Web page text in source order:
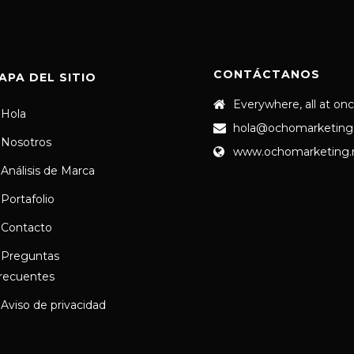
DEL SITIO
Hola
Nosotros
Análisis de Marca
Portafolio
Contacto
Preguntas
Aviso de privacidad
CONTÁCTANOS
Everywhere, all at